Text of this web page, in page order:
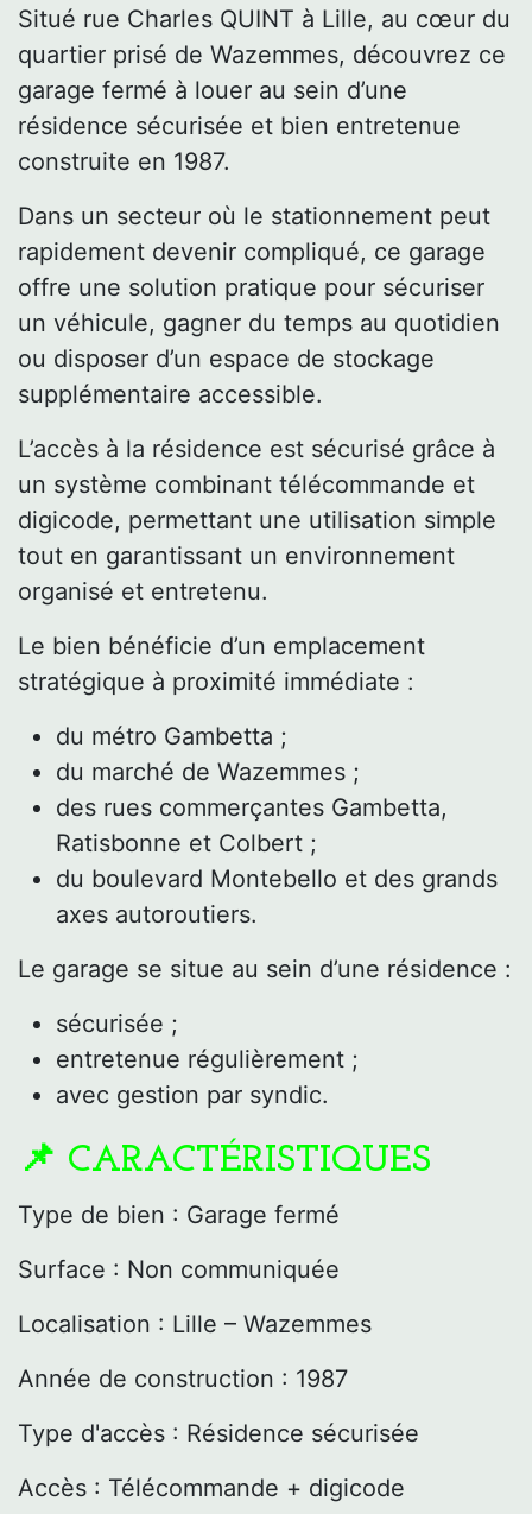
Situé rue Charles QUINT à Lille, au cœur du
quartier prisé de Wazemmes, découvrez ce
garage fermé à louer au sein d’une
résidence sécurisée et bien entretenue
construite en 1987.
Dans un secteur où le stationnement peut
rapidement devenir compliqué, ce garage
offre une solution pratique pour sécuriser
un véhicule, gagner du temps au quotidien
ou disposer d’un espace de stockage
supplémentaire accessible.
L’accès à la résidence est sécurisé grâce à
un système combinant télécommande et
digicode, permettant une utilisation simple
tout en garantissant un environnement
organisé et entretenu.
Le bien bénéficie d’un emplacement
stratégique à proximité immédiate :
du métro Gambetta ;
du marché de Wazemmes ;
des rues commerçantes Gambetta,
Ratisbonne et Colbert ;
du boulevard Montebello et des grands
axes autoroutiers.
Le garage se situe au sein d’une résidence :
sécurisée ;
entretenue régulièrement ;
avec gestion par syndic.
📌 CARACTÉRISTIQUES
Type de bien : Garage fermé
Surface : Non communiquée
Localisation : Lille – Wazemmes
Année de construction : 1987
Type d'accès : Résidence sécurisée
Accès : Télécommande + digicode